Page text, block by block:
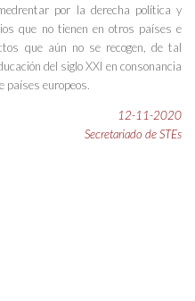
por la derecha política y
que no tienen en otros países e
que aún no se recogen, de tal
del siglo XXI en consonancia
países europeos.
12-11-2020
Secretariado de STEs